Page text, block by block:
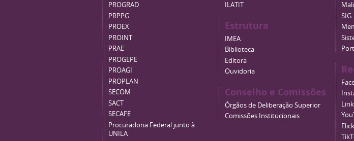
PROGRAD
PRPPG
PROEX
PROINT
PRAE
PROGEPE
PROAGI
PROPLAN
SECOM
SACT
SECAFE
Procuradoria Federal junto à
UNILA
ILATIT
Estrutura
IMEA
Biblioteca
Editora
Ouvidoria
Conselho e Comissões
Órgãos de Deliberação Superior
Comissões Institucionais
SIG